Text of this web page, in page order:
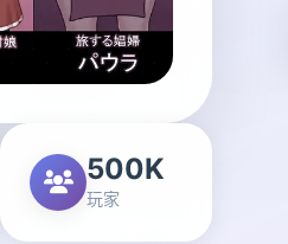
500K
玩家